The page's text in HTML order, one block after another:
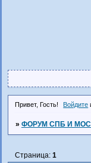
Привет, Гость! Войдите
» ФОРУМ СПБ И
Страница: 1